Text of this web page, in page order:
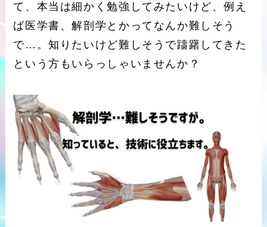
て、本当は細かく勉強してみたいけど、例え
ば医学書、解剖学とかってなんか難しそう
で…。知りたいけど難しそうで躊躇してきた
という方もいらっしゃいませんか？